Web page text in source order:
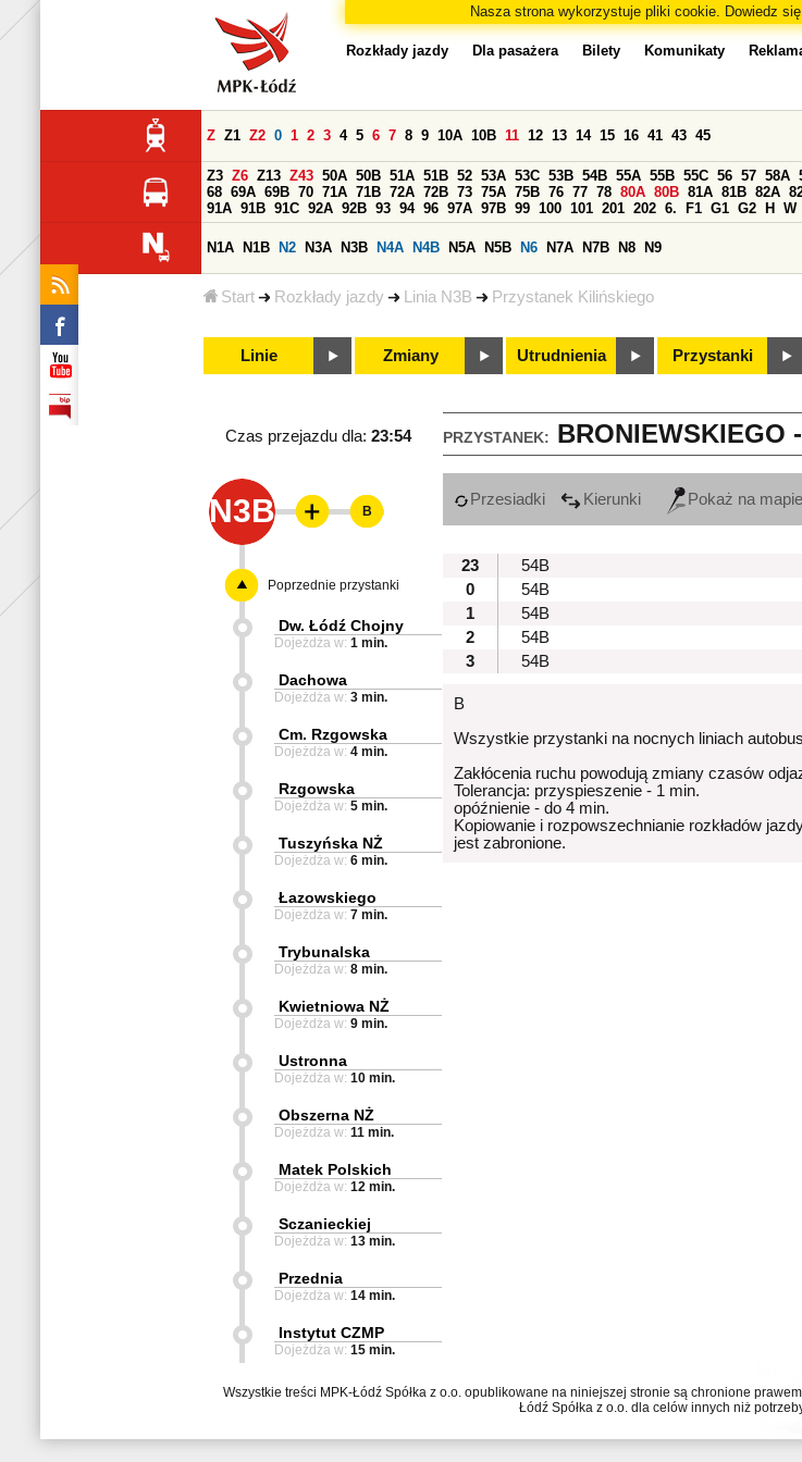
Nasza strona wykorzystuje pliki cookie. Dowiedz
Start Rozkłady jazdy Linia N3B Przystanek Kilińskiego
Rozkłady jazdy Dla pasażera Bilety Komunikaty
Z Z1 Z2 0 1 2 3 4 5 6 7 8 9 10A 10B 11 12 13 14 15 16 41 43 45
Z3 Z6 Z13 Z43 50A 50B 51A 51B 52 53A 53C 53B 54B 55A 55B 55C 56 57 58A
68 69A 69B 70 71A 71B 72A 72B 73 75A 75B 76 77 78 80A 80B 81A 81B 82A
91A 91B 91C 92A 92B 93 94 96 97A 97B 99 100 101 201 202 6. F1 G1 G2 H W
N1A N1B N2 N3A N3B N4A N4B N5A N5B N6 N7A N7B N8 N9
Linie Zmiany Utrudnienia Przystanki
PRZYSTANEK: BRONIEWSKIEGO
Czas przejazdu dla: 23:54
N3B Przesiadki Kierunki Pokaż na mapie
23
54B
0
54B
1
54B
2
54B
3
54B
B
Wszystkie przystanki na nocnych liniach
Zakłócenia ruchu powodują zmiany czasów
Tolerancja: przyspieszenie - 1 min.
opóźnienie - do 4 min.
Kopiowanie i rozpowszechnianie rozkładów
jest zabronione.
B
Poprzednie przystanki
Dw. Łódź Chojny
Dojeżdża w: 1 min.
Dachowa
Dojeżdża w: 3 min.
Cm. Rzgowska
Dojeżdża w: 4 min.
Rzgowska
Dojeżdża w: 5 min.
Tuszyńska NŻ
Dojeżdża w: 6 min.
Łazowskiego
Dojeżdża w: 7 min.
Trybunalska
Dojeżdża w: 8 min.
Kwietniowa NŻ
Dojeżdża w: 9 min.
Ustronna
Dojeżdża w: 10 min.
Obszerna NŻ
Dojeżdża w: 11 min.
Matek Polskich
Dojeżdża w: 12 min.
Sczanieckiej
Dojeżdża w: 13 min.
Przednia
Dojeżdża w: 14 min.
Instytut CZMP
Dojeżdża w: 15 min.
Wszystkie treści MPK-Łódź Spółka z o.o. opublikowane na niniejszej stronie są chronione
Łódź Spółka z o.o. dla celów innych niż